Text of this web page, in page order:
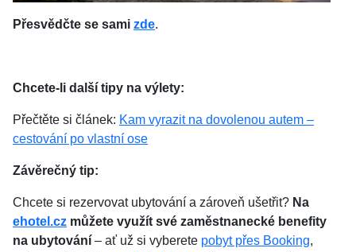
Přesvědčte se sami zde.
Chcete-li další tipy na výlety:
Přečtěte si článek: Kam vyrazit na dovolenou autem –
cestování po vlastní ose
Závěrečný tip:
Chcete si rezervovat ubytování a zároveň ušetřit? Na
ehotel.cz můžete využít své zaměstnanecké benefity
na ubytování – ať už si vyberete pobyt přes Booking,